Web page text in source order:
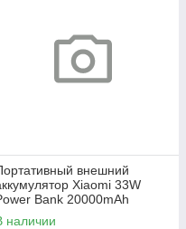
внешний
Xiaomi 33W
Bank 20000mAh
Cable) Tan GL
наличии